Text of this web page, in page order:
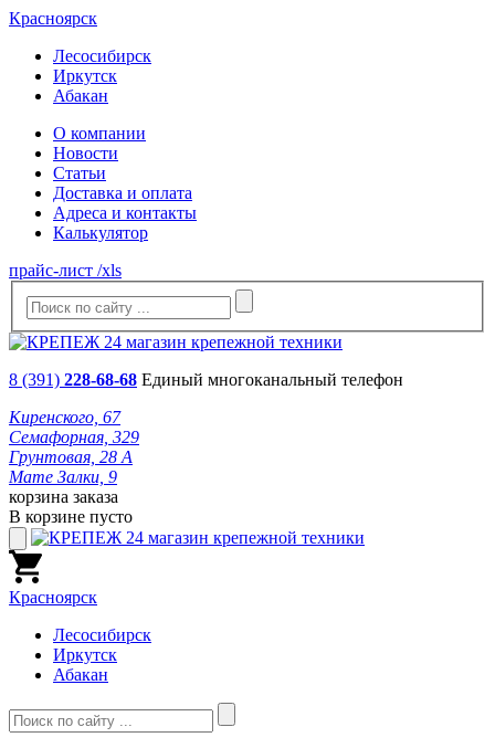
Красноярск
Лесосибирск
Иркутск
Абакан
О компании
Новости
Статьи
Доставка и оплата
Адреса и контакты
Калькулятор
прайс-лист /xls
8 (391) 228-68-68 Единый многоканальный телефон
Киренского, 67
Семафорная, 329
Грунтовая, 28 А
Мате Залки, 9
корзина заказа
В корзине пусто
Красноярск
Лесосибирск
Иркутск
Абакан